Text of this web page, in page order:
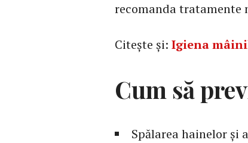
recomanda tratamente
Citește și: Igiena
Cum să
Spălarea hainelor și